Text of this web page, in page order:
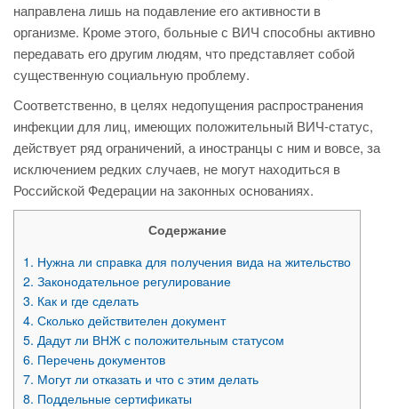
направлена лишь на подавление его активности в
организме. Кроме этого, больные с ВИЧ способны активно
передавать его другим людям, что представляет собой
существенную социальную проблему.
Соответственно, в целях недопущения распространения
инфекции для лиц, имеющих положительный ВИЧ-статус,
действует ряд ограничений, а иностранцы с ним и вовсе, за
исключением редких случаев, не могут находиться в
Российской Федерации на законных основаниях.
Содержание
1. Нужна ли справка для получения вида на жительство
2. Законодательное регулирование
3. Как и где сделать
4. Сколько действителен документ
5. Дадут ли ВНЖ с положительным статусом
6. Перечень документов
7. Могут ли отказать и что с этим делать
8. Поддельные сертификаты